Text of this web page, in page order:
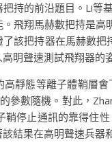
持的前沿題目。Li等
飛翔馬赫數把持是
該把持器在馬赫數
明聲速測試飛翔器
靜態等離子體鞘層
參數隨機。對此，
鞘停止通訊的靠得住
結果在高明聲速兵